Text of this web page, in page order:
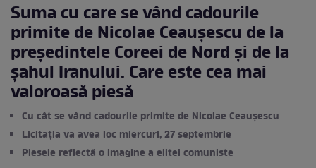
Suma cu care se vând cadourile
primite de Nicolae Ceauşescu de la
preşedintele Coreei de Nord şi de la
şahul Iranului. Care este cea mai
valoroasă piesă
Cu cât se vând cadourile primite de Nicolae Ceaușescu
Licitația va avea loc miercuri, 27 septembrie
Piesele reflectă o imagine a elitei comuniste